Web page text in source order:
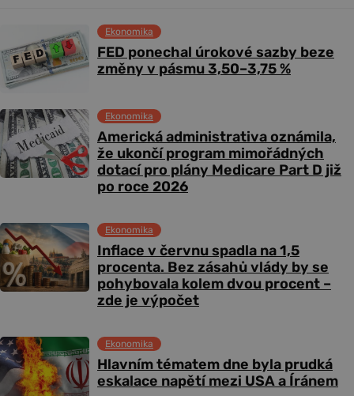
FED ponechal úrokové sazby beze
změny v pásmu 3,50–3,75 %
Ekonomika
Americká administrativa oznámila,
že ukončí program mimořádných
dotací pro plány Medicare Part D již
po roce 2026
Ekonomika
Inflace v červnu spadla na 1,5
procenta. Bez zásahů vlády by se
pohybovala kolem dvou procent –
zde je výpočet
Ekonomika
Hlavním tématem dne byla prudká
eskalace napětí mezi USA a Íránem
Ekonomika